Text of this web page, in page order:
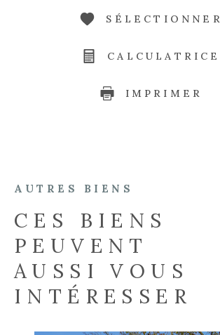
SÉLECTIONNER
CALCULATRICE
IMPRIMER
AUTRES BIENS
CES BIENS
PEUVENT
AUSSI VOUS
INTÉRESSER